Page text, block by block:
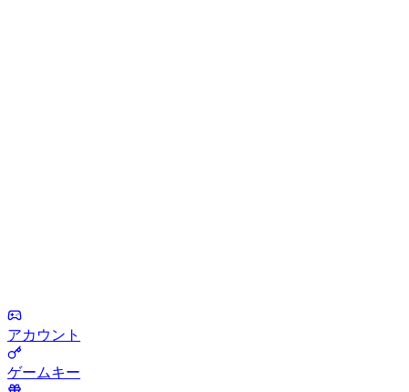
アカウント
ゲームキー